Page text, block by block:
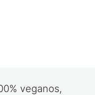
veganos,